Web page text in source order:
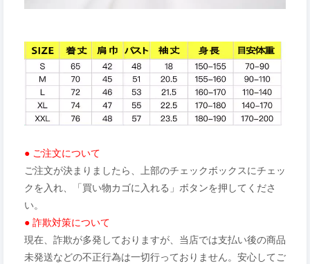
● ご注文について
ご注文が決まりましたら、上部のチェックボックスにチェッ
クを入れ、「買い物カゴに入れる」ボタンを押してくださ
い。
● 詐欺対策について
現在、詐欺が多発しておりますが、当店では支払い後の商品
未発送などの不正行為は一切行っておりません。安心してご